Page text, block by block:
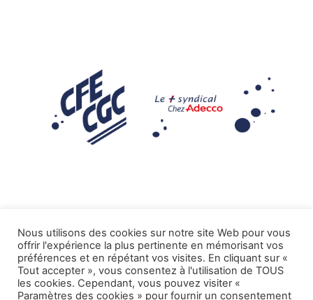
Mentions légales
Tous droits réservés CFE-CGC ADECCO.
Nous utilisons des cookies sur notre site Web pour vous
offrir l'expérience la plus pertinente en mémorisant vos
préférences et en répétant vos visites. En cliquant sur «
Tout accepter », vous consentez à l'utilisation de TOUS
les cookies. Cependant, vous pouvez visiter «
Paramètres des cookies » pour fournir un consentement